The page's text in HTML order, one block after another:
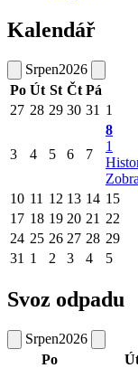
Kalendář
Srpen2026
Po Út St Čt Pá
27 28 29 30 31 1
3 4 5 6 7
8
1
10 11 12 13 14 15
17 18 19 20 21 22
24 25 26 27 28 29
31 1 2 3 4 5
Svoz odpadu
Srpen2026
Po